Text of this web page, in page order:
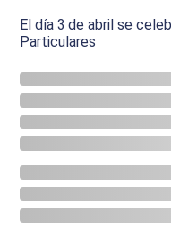
El día 3 de abril se
Particulares